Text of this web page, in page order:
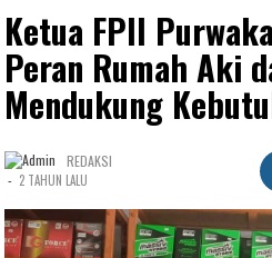
Ketua FPII
Peran Rumah Aki
Mendukung
REDAKSI
- 2 TAHUN LALU